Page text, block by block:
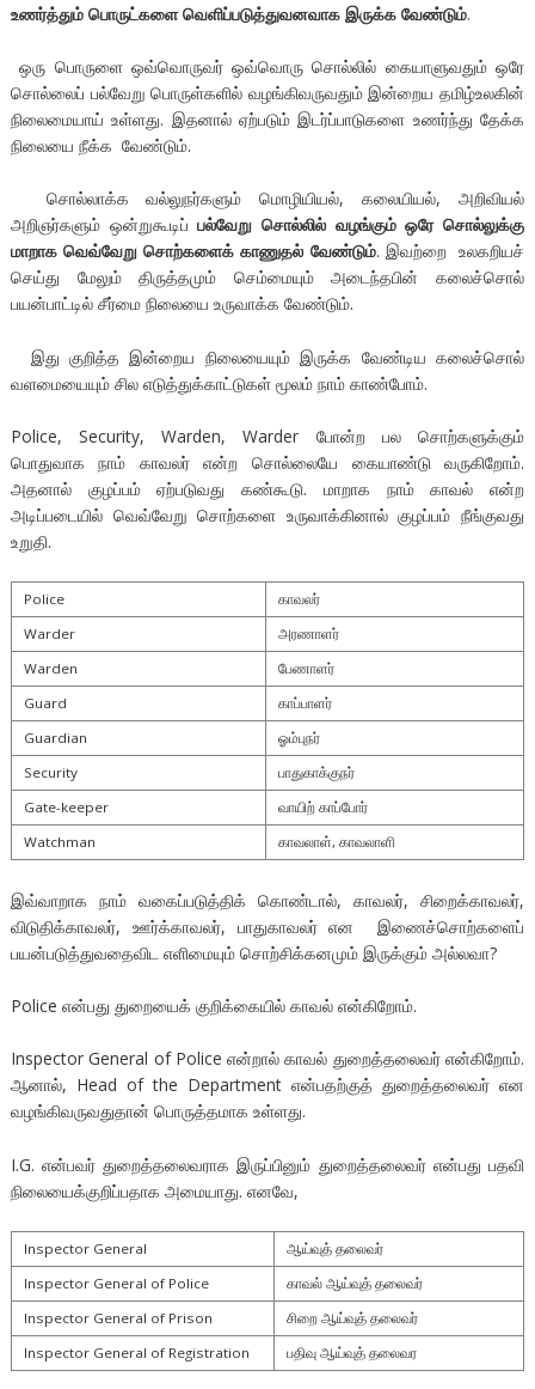
உணர்த்தும் பொருட்களை வெளிப்படுத்துவனவாக இருக்க வேண்டும்.
ஒரு பொருளை ஒவ்வொருவர் ஒவ்வொரு சொல்லில் கையாளுவதும் ஒரே
சொல்லைப் பல்வேறு பொருள்களில் வழங்கிவருவதும் இன்றைய தமிழ்உலகின்
நிலைமையாய் உள்ளது. இதனால் ஏற்படும் இடர்ப்பாடுகளை உணர்ந்து தேக்க
நிலையை நீக்க வேண்டும்.
சொல்லாக்க வல்லுநர்களும் மொழியியல், கலையியல், அறிவியல்
அறிஞர்களும் ஒன்றுகூடிப்பல்வேறு சொல்லில் வழங்கும் ஒரே சொல்லுக்கு
மாறாக வெவ்வேறு சொற்களைக் காணுதல் வேண்டும். இவற்றை உலகறியச்
செய்து மேலும் திருத்தமும் செம்மையும் அடைந்தபின் கலைச்சொல்
பயன்பாட்டில் சீர்மை நிலையை உருவாக்க வேண்டும்.
இது குறித்த இன்றைய நிலையையும் இருக்க வேண்டிய கலைச்சொல்
வளமையையும் சில எடுத்துக்காட்டுகள் மூலம் நாம் காண்போம்.
Police, Security, Warden, Warder போன்ற பல சொற்களுக்கும்
பொதுவாக நாம் காவலர் என்ற சொல்லையே கையாண்டு வருகிறோம்.
அதனால் குழப்பம் ஏற்படுவது கண்கூடு. மாறாக நாம் காவல் என்ற
அடிப்படையில் வெவ்வேறு சொற்களை உருவாக்கினால் குழப்பம் நீங்குவது
உறுதி.
Police
காவலர்
Warder
அரணாளர்
Warden
பேணாளர்
Guard
காப்பாளர்
Guardian
ஓம்புநர்
Security
பாதுகாக்குநர்
Gate-keeper
வாயிற் காப்போர்
Watchman
காவலாள், காவலாளி
இவ்வாறாக நாம் வகைப்படுத்திக் கொண்டால், காவலர், சிறைக்காவலர்,
விடுதிக்காவலர், ஊர்க்காவலர், பாதுகாவலர் என இணைச்சொற்களைப்
பயன்படுத்துவதைவிட எளிமையும் சொற்சிக்கனமும் இருக்கும் அல்லவா?
Police என்பது துறையைக் குறிக்கையில் காவல் என்கிறோம்.
Inspector General of Police என்றால் காவல் துறைத்தலைவர் என்கிறோம்.
ஆனால், Head of the Department என்பதற்குத் துறைத்தலைவர் என
வழங்கிவருவதுதான் பொருத்தமாக உள்ளது.
I.G. என்பவர் துறைத்தலைவராக இருப்பினும் துறைத்தலைவர் என்பது பதவி
நிலையைக்குறிப்பதாக அமையாது. எனவே,
Inspector General
ஆய்வுத் தலைவர்
Inspector General of Police
காவல் ஆய்வுத் தலைவர்
Inspector General of Prison
சிறை ஆய்வுத் தலைவர்
Inspector General of Registration
பதிவு ஆய்வுத் தலைவர